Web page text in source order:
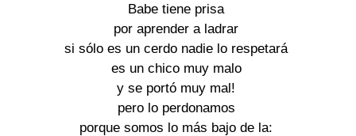
Babe tiene prisa
por aprender a ladrar
si sólo es un cerdo nadie lo respetará
es un chico muy malo
y se portó muy mal!
pero lo perdonamos
porque somos lo más bajo de la: